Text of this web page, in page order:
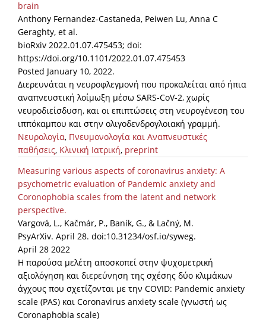
brain
Anthony Fernandez-Castaneda, Peiwen Lu, Anna C
Geraghty, et al.
bioRxiv 2022.01.07.475453; doi:
https://doi.org/10.1101/2022.01.07.475453
Posted January 10, 2022.
Διερευνάται η νευροφλεγμονή που προκαλείται από ήπια
αναπνευστική λοίμωξη μέσω SARS-CoV-2, χωρίς
νευροδιείσδυση, και οι επιπτώσεις στη νευρογένεση του
ιππόκαμπου και στην ολιγοδενδρογλοιακή γραμμή.
Νευρολογία, Πνευμονολογία και Αναπνευστικές
παθήσεις, Κλινική Ιατρική, preprint
Measuring various aspects of coronavirus anxiety: A
psychometric evaluation of Pandemic anxiety and
Coronophobia scales from the latent and network
perspective.
Vargová, L., Kačmár, P., Baník, G., & Lačný, M.
PsyArXiv. April 28. doi:10.31234/osf.io/syweg.
April 28 2022
Η παρούσα μελέτη αποσκοπεί στην ψυχομετρική
αξιολόγηση και διερεύνηση της σχέσης δύο κλιμάκων
άγχους που σχετίζονται με την COVID: Pandemic anxiety
scale (PAS) και Coronavirus anxiety scale (γνωστή ως
Coronaphobia scale)